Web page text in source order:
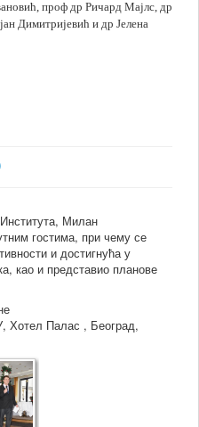
проф др Ричард Мајлс, др
Димитријевић и др Јелена
Милан
гостима, при чему се
и достигнућа у
као и представио планове
Хотел Палас , Београд,